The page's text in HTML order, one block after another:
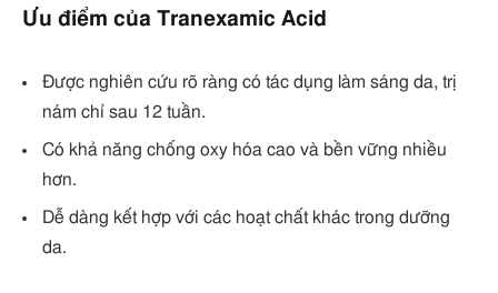
Ưu điểm của Tranexamic Acid
Được nghiên cứu rõ ràng có tác dụng làm sáng da, trị
nám chỉ sau 12 tuần.
Có khả năng chống oxy hóa cao và bền vững nhiều
hơn.
Dễ dàng kết hợp với các hoạt chất khác trong dưỡng
da.